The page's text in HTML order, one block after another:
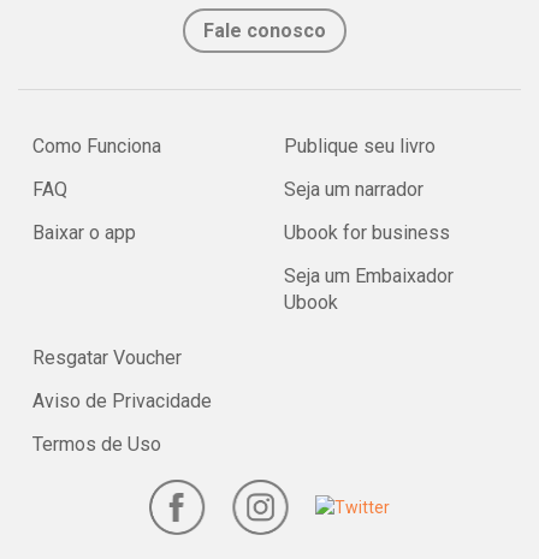
Fale conosco
Como Funciona
FAQ
Baixar o app
Publique seu livro
Seja um narrador
Ubook for business
Seja um Embaixador
Ubook
Resgatar Voucher
Aviso de Privacidade
Termos de Uso